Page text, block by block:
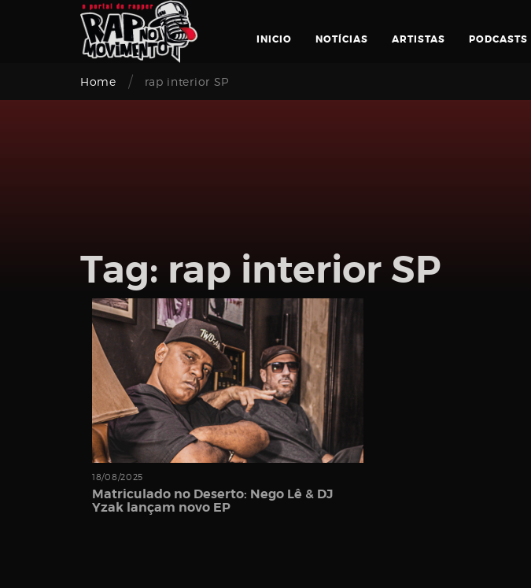
INICIO NOTÍCIAS ARTISTAS PODCASTS
Pesquisar
Home / rap interior SP
Tag: rap interior SP
18/08/2025
Matriculado no Deserto: Nego Lê & DJ
Yzak lançam novo EP